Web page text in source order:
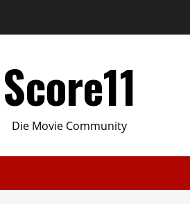
Score11
Die Movie Community